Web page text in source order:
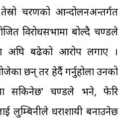
तेस्रो चरणको आन्दोलनअन्तर्गत
विरोधसभामा बोल्दै प्रचण्डले
अघि बढेको आरोप लगाए ।
छन् तर हेर्दै गर्नुहोला उनको
सकिनेछ’ प्रचण्डले भने, फेरि
लुम्बिनीले धराशायी बनाउनेछ